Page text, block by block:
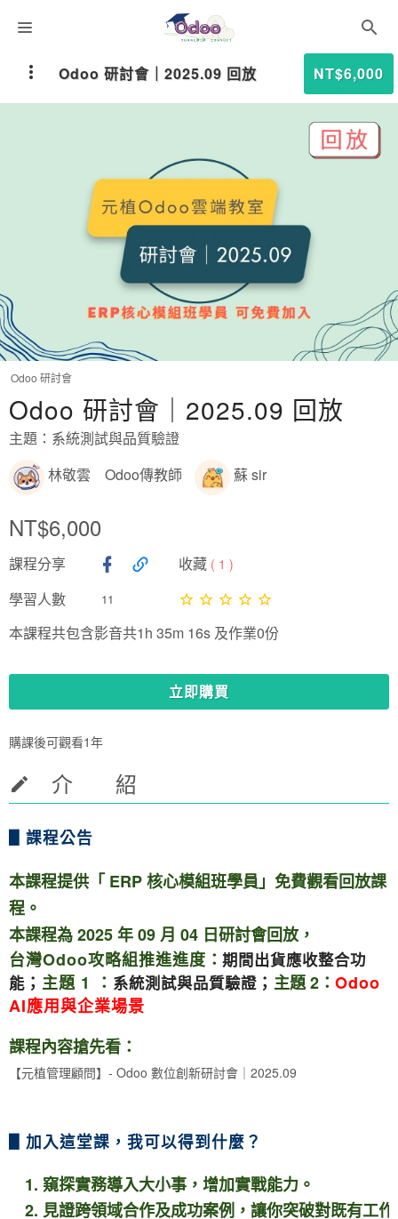
課程分類
師資團隊
語系選擇
折扣碼
Odoo 研討會
Odoo 研討會｜2025.09 回放
主題：系統測試與品質驗證
林敬雲 Odoo傳教師
蘇 sir
NT$6,000
課程分享 收藏 ( 1 )
學習人數 11
本課程共包含影音共1h 35m 16s 及作業0份
立即購買
購課後可觀看1年
Odoo 研討會｜2025.09 回放 NT$6,000
介 紹
▋課程公告
本課程提供「 ERP 核心模組班學員」免費觀看回放課
程。
本課程為 2025 年 09 月 04 日研討會回放，
台灣Odoo攻略組推進進度 ： 期間出貨應收整合功
能 ； 主題 1 ： 系統測試與品質驗證 ； 主題 2 ： Odoo
AI應用與企業場景
課程內容搶先看：
【元植管理顧問】- Odoo 數位創新研討會｜2025.09
▋加入這堂課，我可以得到什麼？
1. 窺探實務導入大小事，增加實戰能力。
2. 見證跨領域合作及成功案例，讓你突破對既有工